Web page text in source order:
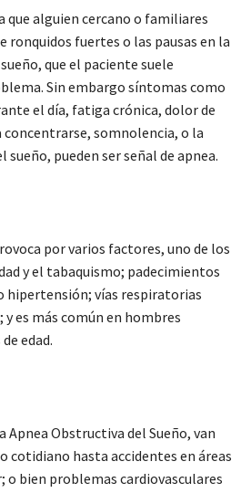
que alguien cercano o familiares
ronquidos fuertes o las pausas en la
que el paciente suele
Sin embargo síntomas como
el día, fatiga crónica, dolor de
somnolencia, o la
pueden ser señal de apnea.
por varios factores, uno de los
y el tabaquismo; padecimientos
hipertensión; vías respiratorias
es más común en hombres
edad.
Apnea Obstructiva del Sueño, van
cotidiano hasta accidentes en áreas
o bien problemas cardiovasculares